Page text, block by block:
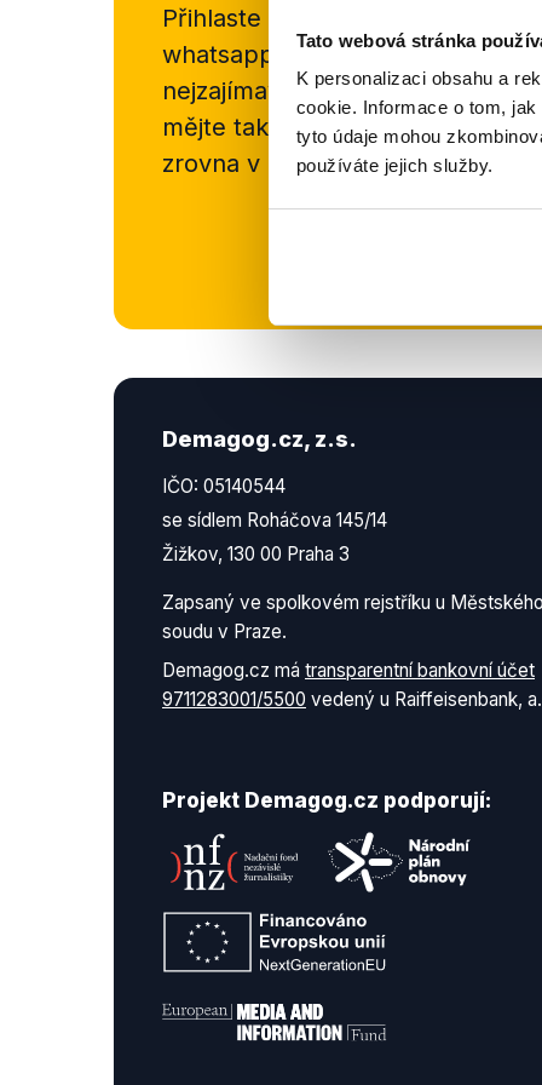
Tato webová stránka
K personalizaci obsahu a
cookie. Informace o tom,
tyto údaje mohou
používáte jejich služby.
Přihlaste se k odběru našeho
whatsappového kanálu, kde
nejzajímavějších článků a
mějte tak přehled o tom, jaké
zrovna v Česku šíří.
Demagog.cz, z.s.
IČO: 05140544
se sídlem Roháčova 145/14
Žižkov, 130 00 Praha 3
Zapsaný ve spolkovém rejstříku u Městského
soudu v Praze.
Demagog.cz má transparentní bankovní účet
9711283001/5500 vedený u Raiffeisenbank,
Projekt Demagog.cz podporují: